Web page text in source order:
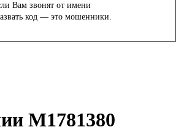
Вам звонят от имени
код — это мошенники.
M1781380